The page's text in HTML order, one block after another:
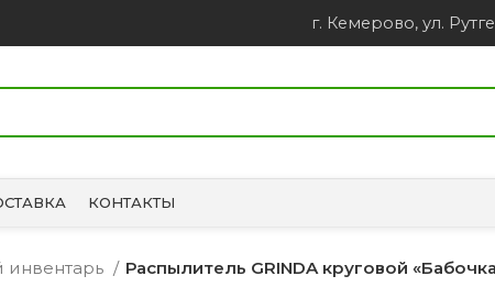
г. Кемерово, ул.
КОНТАКТЫ
Распылитель GRINDA круговой